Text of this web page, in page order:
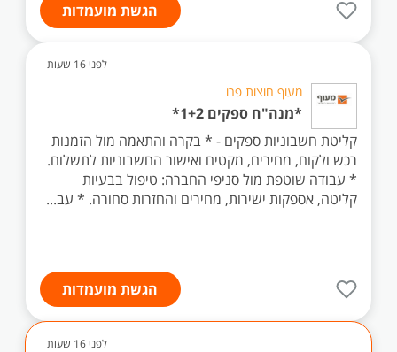
הגשת מועמדות
לפני 16 שעות
מעוף חוצות פרו
*מנה"ח ספקים 1+2*
קליטת חשבוניות ספקים - * בקרה והתאמה מול הזמנות
רכש ולקוח, מחירים, מקטים ואישור החשבוניות לתשלום.
* עבודה שוטפת מול סניפי החברה: טיפול בבעיות
קליטה, אספקות ישירות, מחירים והחזרות סחורה. * עב...
הגשת מועמדות
לפני 16 שעות